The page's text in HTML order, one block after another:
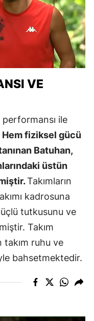
VE
ile
Hem fiziksel gücü
Batuhan,
üstün
Takımların
kadrosuna
tutkusunu ve
Takım
takım ruhu ve
bahsetmektedir.